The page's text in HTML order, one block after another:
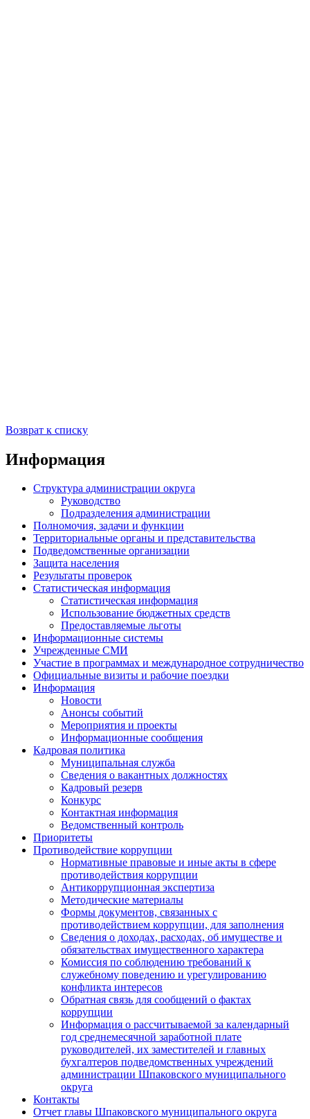
Возврат к списку
Информация
Структура администрации округа
Руководство
Подразделения администрации
Полномочия, задачи и функции
Территориальные органы и представительства
Подведомственные организации
Защита населения
Результаты проверок
Статистическая информация
Статистическая информация
Использование бюджетных средств
Предоставляемые льготы
Информационные системы
Учрежденные СМИ
Участие в программах и международное сотрудничество
Официальные визиты и рабочие поездки
Информация
Новости
Анонсы событий
Мероприятия и проекты
Информационные сообщения
Кадровая политика
Муниципальная служба
Сведения о вакантных должностях
Кадровый резерв
Конкурс
Контактная информация
Ведомственный контроль
Приоритеты
Противодействие коррупции
Нормативные правовые и иные акты в сфере
противодействия коррупции
Антикоррупционная экспертиза
Методические материалы
Формы документов, связанных с
противодействием коррупции, для заполнения
Сведения о доходах, расходах, об имуществе и
обязательствах имущественного характера
Комиссия по соблюдению требований к
служебному поведению и урегулированию
конфликта интересов
Обратная связь для сообщений о фактах
коррупции
Информация о рассчитываемой за календарный
год среднемесячной заработной плате
руководителей, их заместителей и главных
бухгалтеров подведомственных учреждений
администрации Шпаковского муниципального
округа
Контакты
Отчет главы Шпаковского муниципального округа